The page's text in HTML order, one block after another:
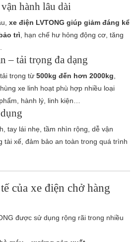
hành lâu dài
xe điện LVTONG giúp giảm đáng kể
trì , hạn chế hư hỏng động cơ, tăng
– tải trọng đa dạng
trọng từ 500kg đến hơn 2000kg
xe linh hoạt phù hợp nhiều loại
hành lý, linh kiện…
tay lái nhẹ, tầm nhìn rộng, dễ vận
tài xế, đảm bảo an toàn trong quá trình
của xe điện chở hàng
được sử dụng rộng rãi trong nhiều